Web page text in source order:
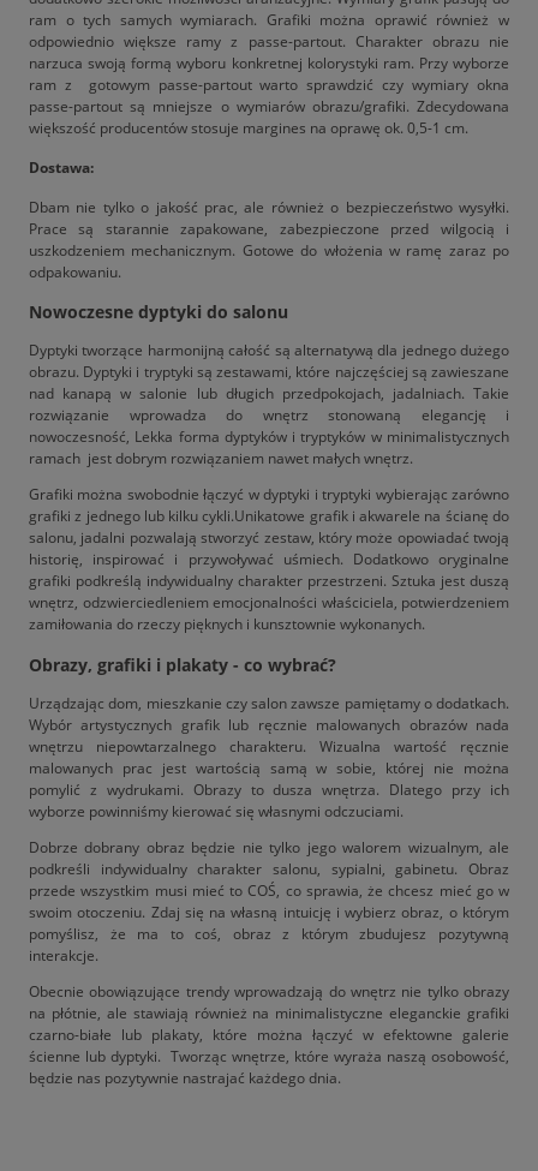
ram o tych samych wymiarach. Grafiki można oprawić również w
odpowiednio większe ramy z passe-partout. Charakter obrazu nie
narzuca swoją formą wyboru konkretnej kolorystyki ram. Przy wyborze
ram z gotowym passe-partout warto sprawdzić czy wymiary okna
passe-partout są mniejsze o wymiarów obrazu/grafiki. Zdecydowana
większość producentów stosuje margines na oprawę ok. 0,5-1 cm.
Dostawa:
Dbam nie tylko o jakość prac, ale również o bezpieczeństwo wysyłki.
Prace są starannie zapakowane, zabezpieczone przed wilgocią i
uszkodzeniem mechanicznym. Gotowe do włożenia w ramę zaraz po
odpakowaniu.
Nowoczesne dyptyki do salonu
Dyptyki tworzące harmonijną całość są alternatywą dla jednego dużego
obrazu. Dyptyki i tryptyki są zestawami, które najczęściej są zawieszane
nad kanapą w salonie lub długich przedpokojach, jadalniach. Takie
rozwiązanie wprowadza do wnętrz stonowaną elegancję i
nowoczesność, Lekka forma dyptyków i tryptyków w minimalistycznych
ramach jest dobrym rozwiązaniem nawet małych wnętrz.
Grafiki można swobodnie łączyć w dyptyki i tryptyki wybierając zarówno
grafiki z jednego lub kilku cykli.Unikatowe grafik i akwarele na ścianę do
salonu, jadalni pozwalają stworzyć zestaw, który może opowiadać twoją
historię, inspirować i przywoływać uśmiech. Dodatkowo oryginalne
grafiki podkreślą indywidualny charakter przestrzeni. Sztuka jest duszą
wnętrz, odzwierciedleniem emocjonalności właściciela, potwierdzeniem
zamiłowania do rzeczy pięknych i kunsztownie wykonanych.
Obrazy, grafiki i plakaty - co wybrać?
Urządzając dom, mieszkanie czy salon zawsze pamiętamy o dodatkach.
Wybór artystycznych grafik lub ręcznie malowanych obrazów nada
wnętrzu niepowtarzalnego charakteru. Wizualna wartość ręcznie
malowanych prac jest wartością samą w sobie, której nie można
pomylić z wydrukami. Obrazy to dusza wnętrza. Dlatego przy ich
wyborze powinniśmy kierować się własnymi odczuciami.
Dobrze dobrany obraz będzie nie tylko jego walorem wizualnym, ale
podkreśli indywidualny charakter salonu, sypialni, gabinetu. Obraz
przede wszystkim musi mieć to COŚ, co sprawia, że chcesz mieć go w
swoim otoczeniu. Zdaj się na własną intuicję i wybierz obraz, o którym
pomyślisz, że ma to coś, obraz z którym zbudujesz pozytywną
interakcje.
Obecnie obowiązujące trendy wprowadzają do wnętrz nie tylko obrazy
na płótnie, ale stawiają również na minimalistyczne eleganckie grafiki
czarno-białe lub plakaty, które można łączyć w efektowne galerie
ścienne lub dyptyki. Tworząc wnętrze, które wyraża naszą osobowość,
będzie nas pozytywnie nastrajać każdego dnia.